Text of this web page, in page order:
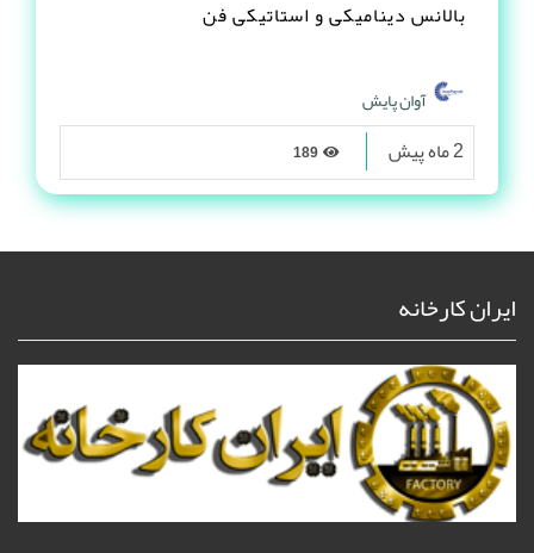
بالانس دینامیکی و استاتیکی فن
آوان پایش
2 ماه پیش
ایران کارخانه